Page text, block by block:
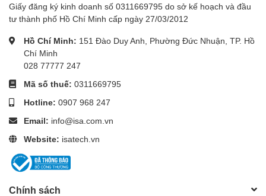
Giấy đăng ký kinh doanh số 0311669795 do sở kế hoạch và đầu
tư thành phố Hồ Chí Minh cấp ngày 27/03/2012
Hồ Chí Minh: 151 Đào Duy Anh, Phường Đức Nhuận, TP. Hồ
Chí Minh
028 77777 247
Mã số thuế: 0311669795
Hotline: 0907 968 247
Email: info@isa.com.vn
Website: isatech.vn
Chính sách